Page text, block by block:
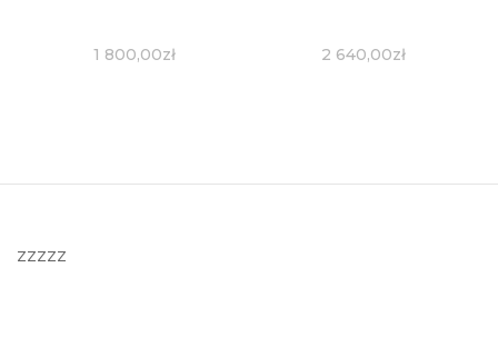
1 800,00zł 2 640,00zł
zzzzz